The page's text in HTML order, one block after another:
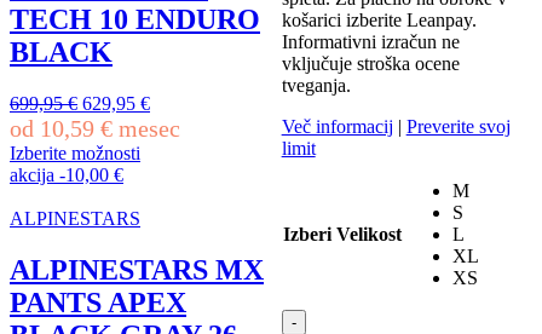
košarici izberite Leanpay.
Informativni izračun ne
vključuje stroška ocene
tveganja.
Več informacij | Preverite svoj
limit
Izberi Velikost
M
S
L
XL
XS
- LEATT
TECH 10 ENDURO
BLACK
699,95€ Izvirna
cena
je
bila:
699,95 €.
629,95 €Trenutna
cena
od 10,59 € mesec
Izberite možnosti
Ta
ima
različic.
Možnosti
lahko
izberete
akcija -10,00 €
ALPINESTARS
ALPINESTARS MX
PANTS APEX